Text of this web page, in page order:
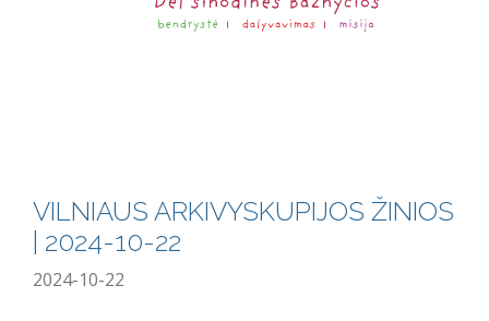
VILNIAUS ARKIVYSKUPIJOS ŽINIOS
| 2024-10-22
2024-10-22